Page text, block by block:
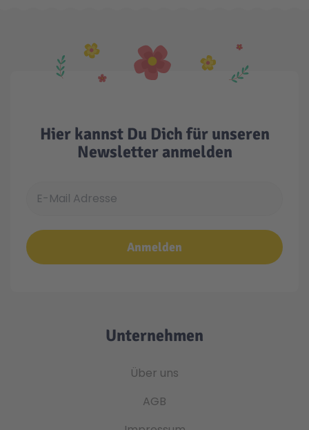
Hier kannst Du Dich für unseren
Newsletter anmelden
Anmelden
Unternehmen
Über uns
AGB